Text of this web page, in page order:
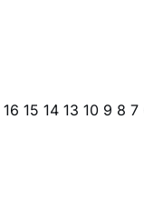
16 15 14 13 10 9 8 7